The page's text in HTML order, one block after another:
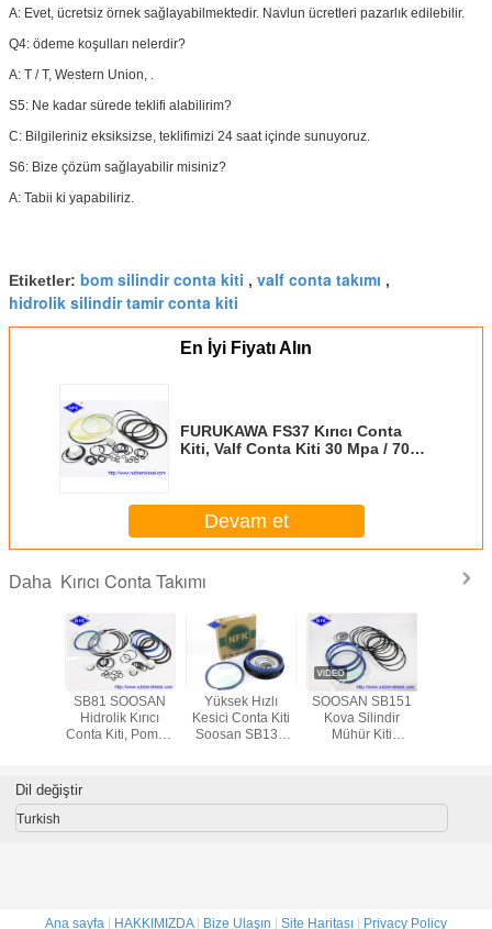
A: Evet, ücretsiz örnek sağlayabilmektedir. Navlun ücretleri pazarlık edilebilir.
Q4: ödeme koşulları nelerdir?
A: T / T, Western Union, .
S5: Ne kadar sürede teklifi alabilirim?
C: Bilgileriniz eksiksizse, teklifimizi 24 saat içinde sunuyoruz.
S6: Bize çözüm sağlayabilir misiniz?
A: Tabii ki yapabiliriz.
Etiketler: bom silindir conta kiti , valf conta takımı ,
hidrolik silindir tamir conta kiti
En İyi Fiyatı Alın
FURUKAWA FS37 Kırıcı Conta
Kiti, Valf Conta Kiti 30 Mpa / 70
Devam et
Daha Kırıcı Conta Takımı
SB81 SOOSAN
Hidrolik Kırıcı
Conta Kiti, Pompa
Yüksek Hızlı
Kesici Conta Kiti
Soosan SB131
SOOSAN SB151
Kova Silindir
Mühür Kiti
Dil değiştir
Turkish
Ana sayfa HAKKIMIZDA| Bize Ulaşın Site Haritası Privacy Policy